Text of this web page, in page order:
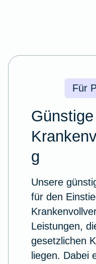
Für
Günstige
g
Unsere
für den
Leistungen,
gesetzlichen
liegen. Dabei